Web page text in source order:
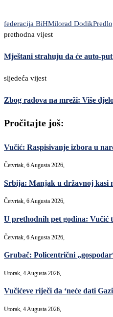
federacija BiHMilorad Dodik
prethodna vijest
Mještani strahuju da će auto-
sljedeća vijest
Zbog radova na mreži: Više
Pročitajte još:
Vučić: Raspisivanje izbora u
Četvrtak, 6 Augusta 2026,
Srbija: Manjak u državnoj kasi
Četvrtak, 6 Augusta 2026,
U prethodnih pet godina: Vučić
Četvrtak, 6 Augusta 2026,
Grubač: Policentrični
Utorak, 4 Augusta 2026,
Vučićeve riječi da ‘neće dati
Utorak, 4 Augusta 2026,